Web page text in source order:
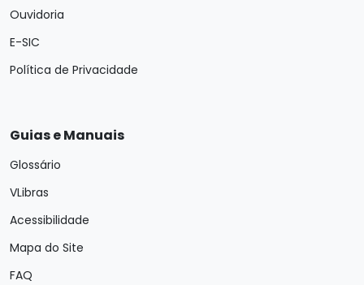
Ouvidoria
E-SIC
Política de Privacidade
Guias e Manuais
Glossário
VLibras
Acessibilidade
Mapa do Site
FAQ